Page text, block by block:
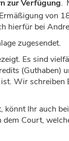
zur Verfügung.
von
hierfür bei
zugesendet.
Es sind
(Guthaben)
Wir
Ihr auch
Court,